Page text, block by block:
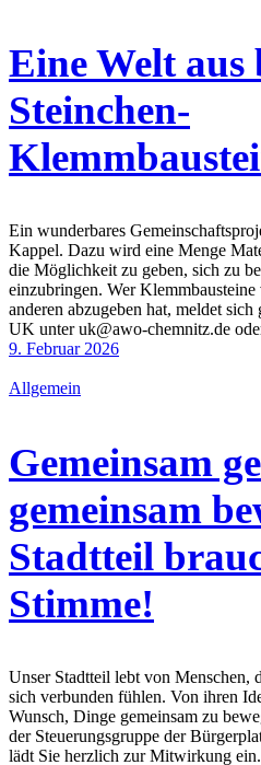
Eine Welt aus
Steinchen-
Ein wunderbares
Kappel. Dazu wird eine Menge
die Möglichkeit zu geben, sich zu
einzubringen. Wer
anderen abzugeben hat, meldet
UK unter uk@awo-chemnitz.de
9. Februar 2026
Allgemein
Gemeinsam
gemeinsam
Stadtteil
Stimme!
Unser Stadtteil lebt von Menschen,
sich verbunden fühlen. Von ihren
Wunsch, Dinge gemeinsam zu
der Steuerungsgruppe der
lädt Sie herzlich zur Mitwirkung